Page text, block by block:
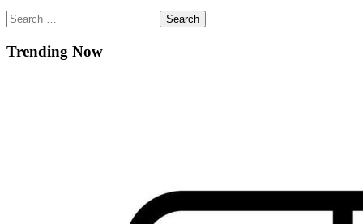
Search
for:
Trending Now